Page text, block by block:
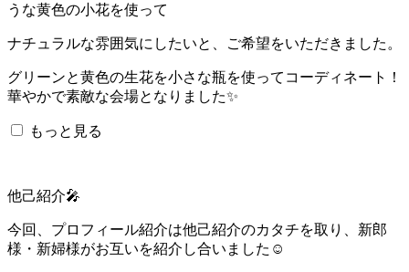
うな黄色の小花を使って
ナチュラルな雰囲気にしたいと、ご希望をいただきました。
グリーンと黄色の生花を小さな瓶を使ってコーディネート！
華やかで素敵な会場となりました✨
もっと見る
他己紹介🎤
今回、プロフィール紹介は他己紹介のカタチを取り、新郎
様・新婦様がお互いを紹介し合いました☺